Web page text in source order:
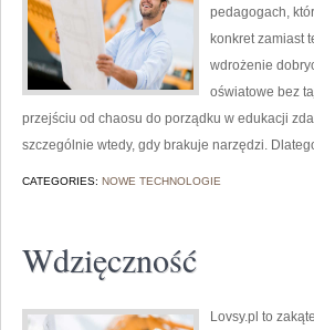
pedagogach,
konkret zamiast
wdrożenie
oświatowe bez
przejściu od chaosu do porządku w edukacji
szczególnie wtedy, gdy brakuje narzędzi.
CATEGORIES: NOWE TECHNOLOGIE
Wdzięczność
Lovsy.pl to